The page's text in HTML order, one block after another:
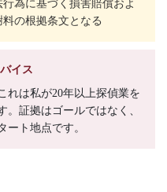
為に基づく損害賠償およ
の根拠条文となる
イス
れは私が20年以上探偵業を
証拠はゴールではなく、
ート地点です。